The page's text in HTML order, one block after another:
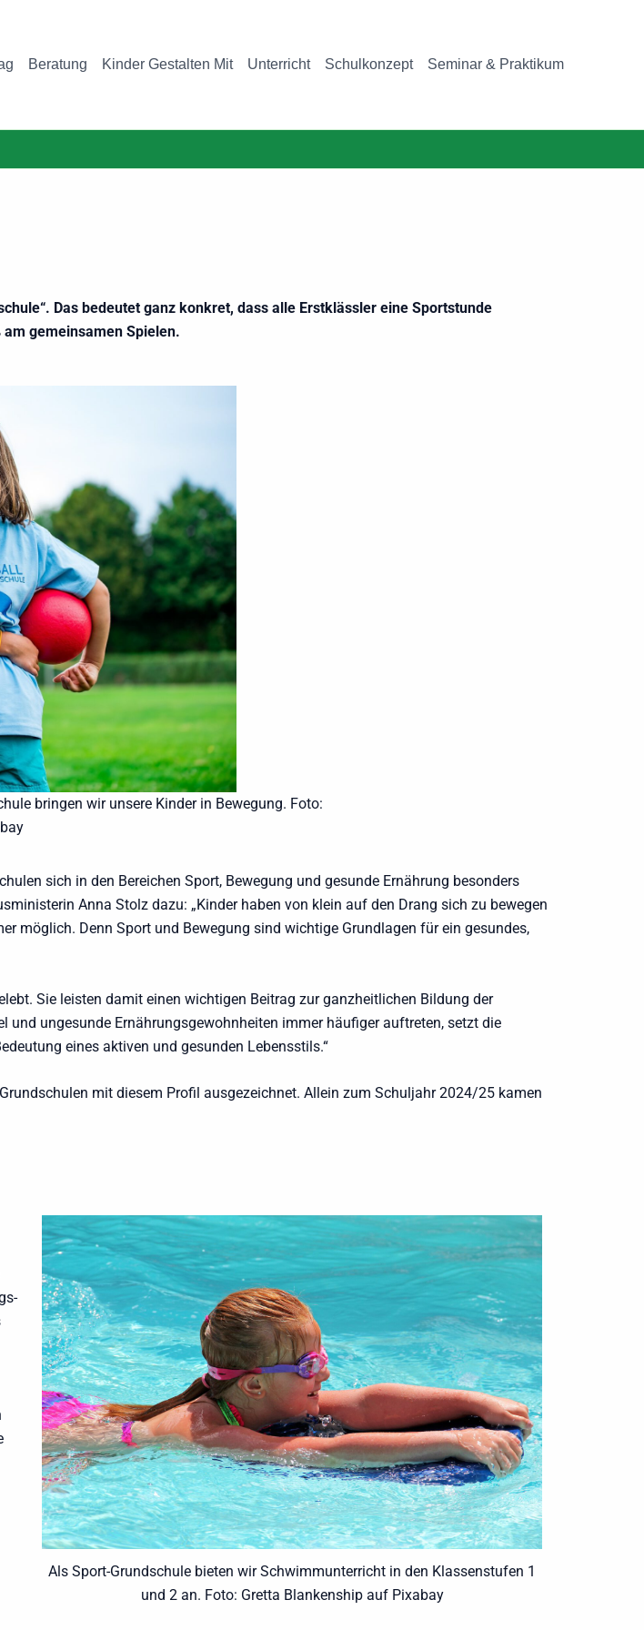
Beratung Kinder Gestalten Mit Unterricht Schulkonzept Seminar & Praktikum
Das bedeutet ganz konkret, dass alle Erstklässler eine Sportstunde
gemeinsamen Spielen.
bringen wir unsere Kinder in Bewegung. Foto:
sich in den Bereichen Sport, Bewegung und gesunde Ernährung besonders
Anna Stolz dazu: „Kinder haben von klein auf den Drang sich zu bewegen
möglich. Denn Sport und Bewegung sind wichtige Grundlagen für ein gesundes,
Sie leisten damit einen wichtigen Beitrag zur ganzheitlichen Bildung der
und ungesunde Ernährungsgewohnheiten immer häufiger auftreten, setzt die
eines aktiven und gesunden Lebensstils.“
mit diesem Profil ausgezeichnet. Allein zum Schuljahr 2024/25 kamen
Als Sport-Grundschule bieten wir Schwimmunterricht in den Klassenstufen 1
und 2 an. Foto: Gretta Blankenship auf Pixabay